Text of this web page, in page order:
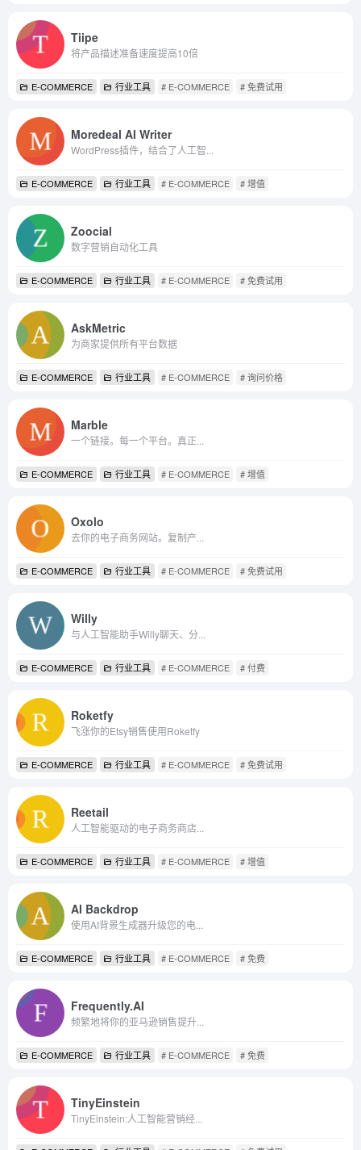
Tiipe
将产品描述准备速度提高10倍
E-COMMERCE 行业工具 # E-COMMERCE # 免费试用
Moredeal AI Writer
WordPress插件，结合了人工智...
E-COMMERCE 行业工具 # E-COMMERCE # 增值
Zoocial
数字营销自动化工具
E-COMMERCE 行业工具 # E-COMMERCE # 免费试用
AskMetric
为商家提供所有平台数据
E-COMMERCE 行业工具 # E-COMMERCE # 询问价格
Marble
一个链接。每一个平台。真正...
E-COMMERCE 行业工具 # E-COMMERCE # 增值
Oxolo
去你的电子商务网站。复制产...
E-COMMERCE 行业工具 # E-COMMERCE # 免费试用
Willy
与人工智能助手Willy聊天、分...
E-COMMERCE 行业工具 # E-COMMERCE # 付费
Roketfy
飞涨你的Etsy销售使用Roketfy
E-COMMERCE 行业工具 # E-COMMERCE # 免费试用
Reetail
人工智能驱动的电子商务商店...
E-COMMERCE 行业工具 # E-COMMERCE # 增值
AI Backdrop
使用AI背景生成器升级您的电...
E-COMMERCE 行业工具 # E-COMMERCE # 免费
Frequently.AI
频繁地将你的亚马逊销售提升...
E-COMMERCE 行业工具 # E-COMMERCE # 免费
TinyEinstein
TinyEinstein:人工智能营销经...